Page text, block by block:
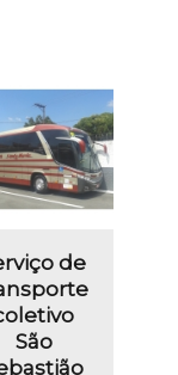
de
São